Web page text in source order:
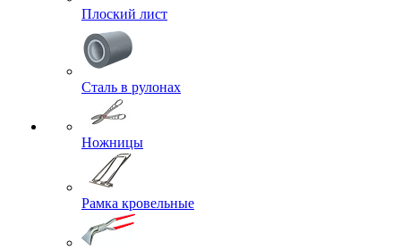
Плоский лист
Сталь в рулонах
Ножницы
Рамка кровельные